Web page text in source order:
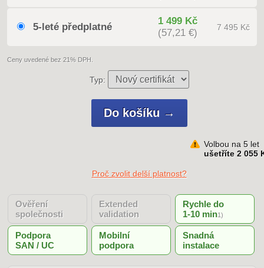
5-leté předplatné
1 499 Kč
(57,21 €)
7 495 Kč
Ceny uvedené bez 21% DPH.
Typ:
Volbou na 5 let
ušetříte 2 055
Proč zvolit delší platnost?
Ověření
společnosti
Extended
validation
Rychle do
1-10 min1)
Podpora
SAN / UC
Mobilní
podpora
Snadná
instalace